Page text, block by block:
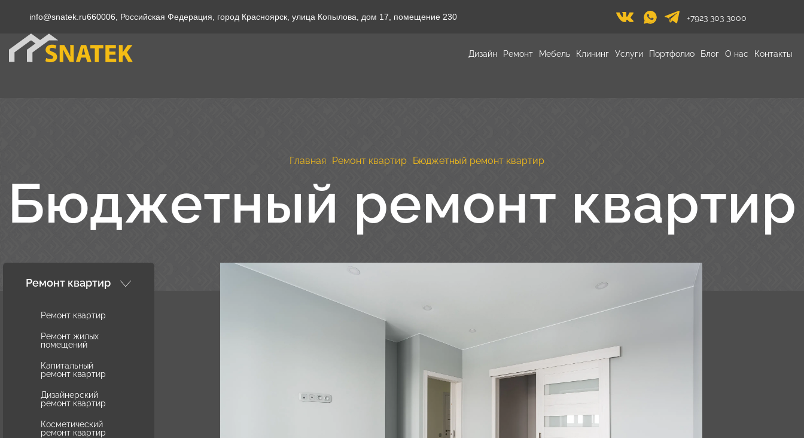
info@snatek.ru660006, Российская Федерация, город Красноярск, улица Копылова, дом 17, помещение 230 +7923 303 3000
Дизайн Ремонт Мебель Клининг Услуги Портфолио Блог О нас Контакты
Главная Ремонт квартир Бюджетный ремонт квартир
Бюджетный ремонт квартир
Ремонт квартир
Ремонт квартир
Ремонт жилых
помещений
Капитальный
ремонт квартир
Дизайнерский
ремонт квартир
Косметический
ремонт квартир